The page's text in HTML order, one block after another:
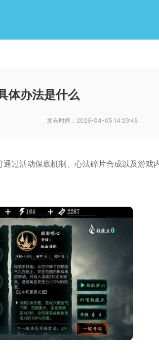
体办法是什么
发布时间： 2026-04-05 14:29:45
过活动保底机制、心法碎片合成以及游戏